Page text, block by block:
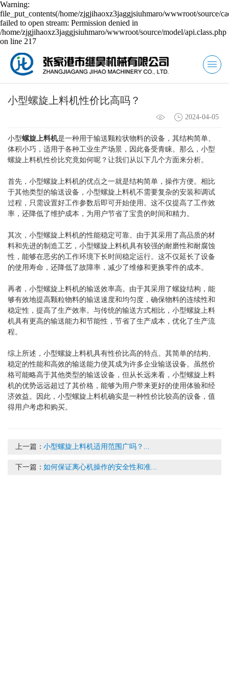
Warning:
file_put_contents(/home/zjgjihaoxz3jaggjsiuhmaro/wwwroot/source/
failed to open stream: Permission denied in
/home/zjgjihaoxz3jaggjsiuhmaro/wwwroot/source/model/api.class.php
on line 217
小型螺旋上料机性价比高吗？
2024-04-05
小型螺旋上料机是一种用于输送颗粒状物料的设备，其结构简单、
体积小巧，适用于各种工业生产场景，因此备受青睐。那么，小型
螺旋上料机性价比究竟如何呢？让我们从以下几个方面来分析。
首先，小型螺旋上料机的优点之一就是结构简单，操作方便。相比
于其他类型的输送设备，小型螺旋上料机不需要复杂的安装和调试
过程，只需设置好工作参数后即可开始使用。这不仅提高了工作效
率，还降低了维护成本，为用户节省了宝贵的时间和精力。
其次，小型螺旋上料机的性能稳定可靠。由于其采用了高品质的材
料和先进的制造工艺，小型螺旋上料机具有较强的耐磨性和耐腐蚀
性，能够在恶劣的工作环境下长时间稳定运行。这不仅延长了设备
的使用寿命，还降低了故障率，减少了维修和更换零件的成本。
再者，小型螺旋上料机的输送效率高。由于其采用了螺旋结构，能
够有效地提高颗粒物料的输送速度和均匀度，确保物料的连续性和
稳定性，提高了生产效率。与传统的输送方式相比，小型螺旋上料
机具有更高的输送能力和节能性，节省了生产成本，优化了生产流
程。
综上所述，小型螺旋上料机具有性价比高的特点。其简单的结构、
稳定的性能和高效的输送能力使其成为许多企业输送设备。虽然价
格可能略高于其他类型的输送设备，但从长远来看，小型螺旋上料
机的优势远远超过了其价格，能够为用户带来更好的使用体验和经
济效益。因此，小型螺旋上料机确实是一种性价比较高的设备，值
得用户考虑和购买。
上一篇：小型螺旋上料机适用范围广吗？...
下一篇：如何保证离心机操作的安全性和准...